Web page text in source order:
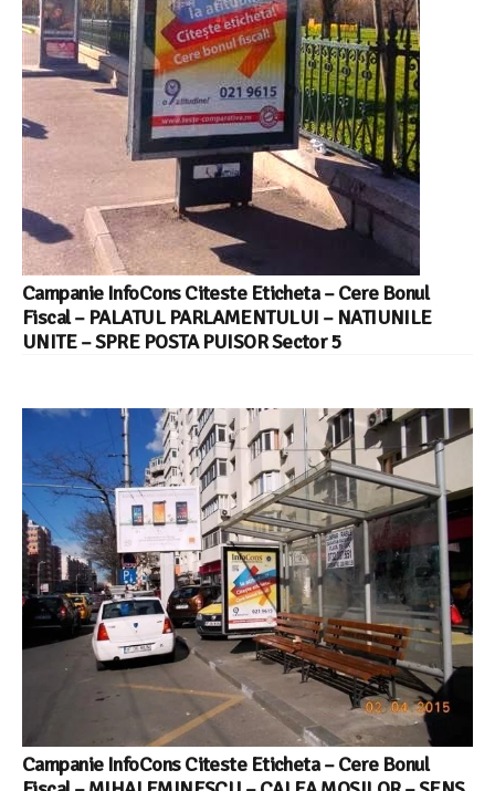
Campanie InfoCons Citeste Eticheta – Cere Bonul
Fiscal – PALATUL PARLAMENTULUI – NATIUNILE
UNITE – SPRE POSTA PUISOR Sector 5
Campanie InfoCons Citeste Eticheta – Cere Bonul